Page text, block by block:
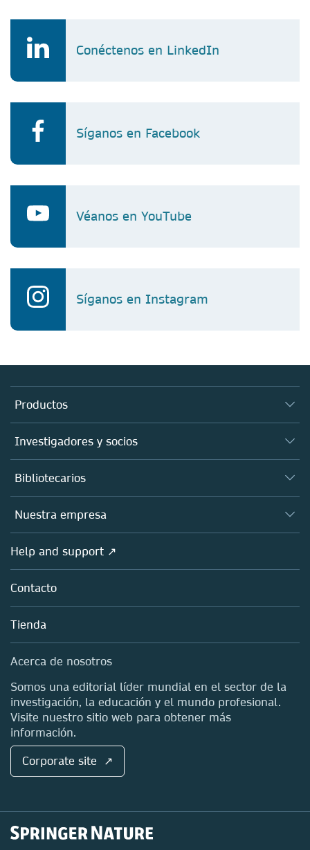
Conéctenos en LinkedIn
Síganos en Facebook
Véanos en YouTube
Síganos en Instagram
Productos
Revistas
Libros
Plataformas
Investigadores y socios
Autores
Editores
Open science
Políticas
Bibliotecarios
Visión de conjunto
Productos
Concesión de licencias
Blog
Contactos de ventas y cuentas
Nuestra empresa
Visión de conjunto
Acerca de nosotros
Carreras
Media Centre
Ubicaciones y contacto
Help and support ↗
Contacto
Tienda
Acerca de nosotros
Somos una editorial líder mundial en el sector de la
investigación, la educación y el mundo profesional.
Visite nuestro sitio web para obtener más
información.
Corporate site ↗